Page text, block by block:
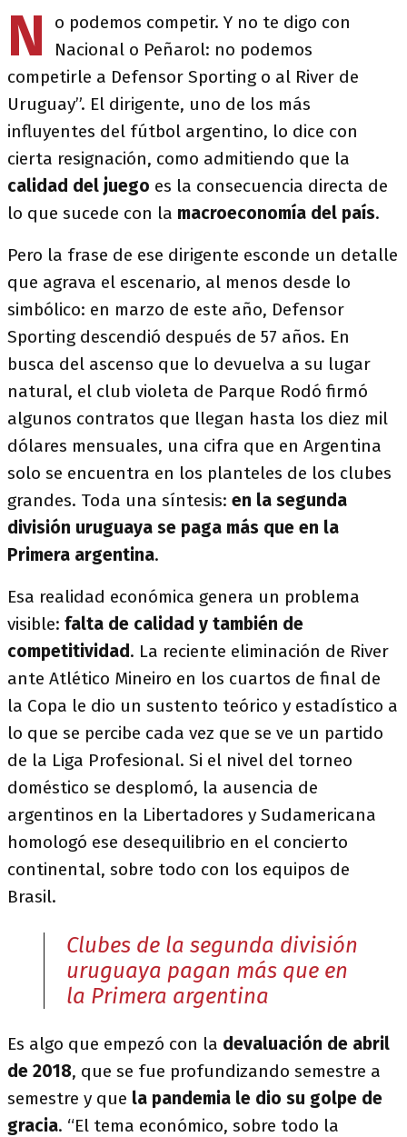
N
o podemos competir. Y no te digo con
Nacional o Peñarol: no podemos
competirle a Defensor Sporting o al River de
Uruguay”. El dirigente, uno de los más
influyentes del fútbol argentino, lo dice con
cierta resignación, como admitiendo que la
calidad del juego es la consecuencia directa de
lo que sucede con la macroeconomía del país.
Pero la frase de ese dirigente esconde un detalle
que agrava el escenario, al menos desde lo
simbólico: en marzo de este año, Defensor
Sporting descendió después de 57 años. En
busca del ascenso que lo devuelva a su lugar
natural, el club violeta de Parque Rodó firmó
algunos contratos que llegan hasta los diez mil
dólares mensuales, una cifra que en Argentina
solo se encuentra en los planteles de los clubes
grandes. Toda una síntesis: en la segunda
división uruguaya se paga más que en la
Primera argentina.
Esa realidad económica genera un problema
visible: falta de calidad y también de
competitividad. La reciente eliminación de River
ante Atlético Mineiro en los cuartos de final de
la Copa le dio un sustento teórico y estadístico a
lo que se percibe cada vez que se ve un partido
de la Liga Profesional. Si el nivel del torneo
doméstico se desplomó, la ausencia de
argentinos en la Libertadores y Sudamericana
homologó ese desequilibrio en el concierto
continental, sobre todo con los equipos de
Brasil.
Clubes de la segunda división
uruguaya pagan más que en
la Primera argentina
Es algo que empezó con la devaluación de abril
de 2018, que se fue profundizando semestre a
semestre y que la pandemia le dio su golpe de
gracia. “El tema económico, sobre todo la